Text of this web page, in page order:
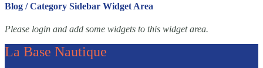
Blog / Category Sidebar Widget Area
Please login and add some widgets to this widget area.
La Base Nautique